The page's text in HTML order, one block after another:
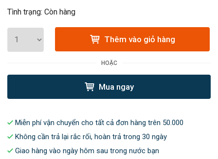
Tình trạng: Còn hàng
Thêm vào giỏ hàng
HOẶC
Mua ngay
Miễn phí vận chuyển cho tất cả đơn hàng trên 50.000
Không cần trả lại rắc rối, hoàn trả trong 30 ngày
Giao hàng vào ngày hôm sau trong nước bạn